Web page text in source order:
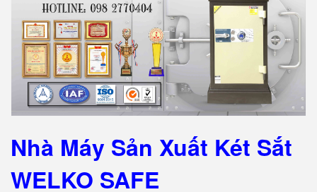
Nhà Máy Sản Xuất Két Sắt
WELKO SAFE